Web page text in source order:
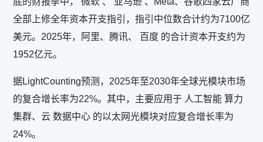
全部上修全年资本开支指引，指引中位数合计约为7100亿
美元。2025年，阿里、腾讯、 百度 的合计资本开支约为
1952亿元。
据LightCounting预测，2025年至2030年全球光模块市场
的复合增长率为22%。其中，主要应用于 人工智能 算力
集群、云 数据中心 的以太网光模块对应复合增长率为
24%。